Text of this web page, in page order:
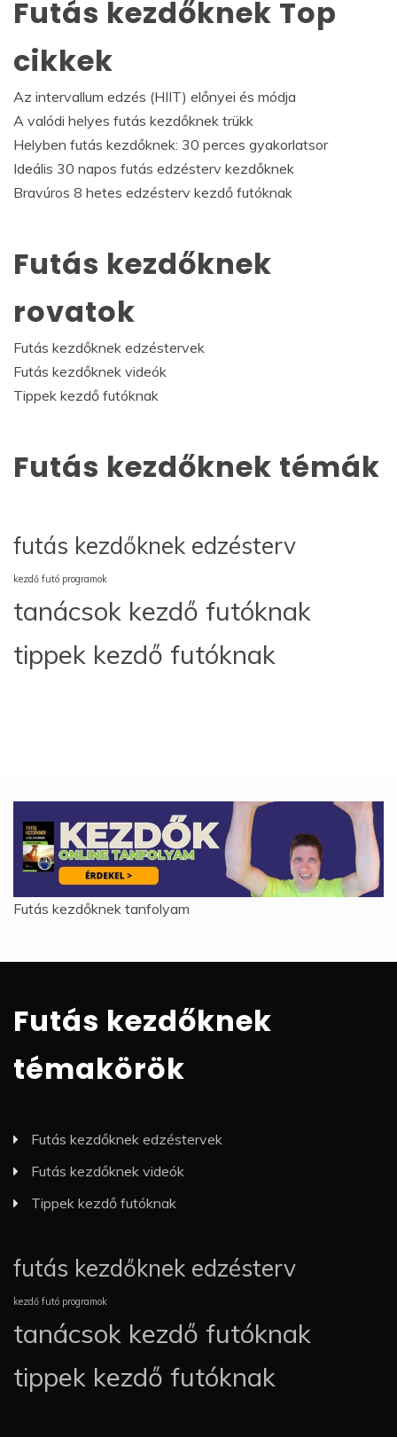
Futás kezdőknek Top
cikkek
Az intervallum edzés (HIIT) előnyei és módja
A valódi helyes futás kezdőknek trükk
Helyben futás kezdőknek: 30 perces gyakorlatsor
Ideális 30 napos futás edzésterv kezdőknek
Bravúros 8 hetes edzésterv kezdő futóknak
Futás kezdőknek
rovatok
Futás kezdőknek edzéstervek
Futás kezdőknek videók
Tippek kezdő futóknak
Futás kezdőknek témák
futás kezdőknek edzésterv
kezdő futó programok
tanácsok kezdő futóknak
tippek kezdő futóknak
Futás kezdőknek tanfolyam
Futás kezdőknek
témakörök
Futás kezdőknek edzéstervek
Futás kezdőknek videók
Tippek kezdő futóknak
futás kezdőknek edzésterv
kezdő futó programok
tanácsok kezdő futóknak
tippek kezdő futóknak